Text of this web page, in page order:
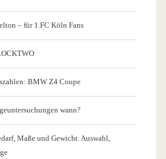
– für 1.FC Köln Fans
BMW Z4 Coupe
wann?
Maße und Gewicht. Auswahl,